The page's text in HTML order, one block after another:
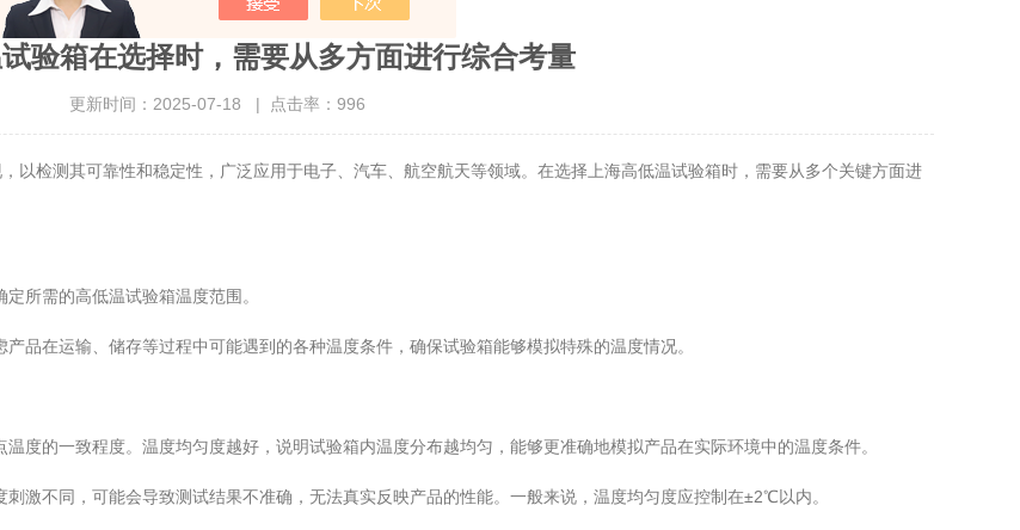
验箱在选择时，需要从多方面进行综合考量
更新时间：2025-07-18 | 点击率：996
检测其可靠性和稳定性，广泛应用于电子、汽车、航空航天等领域。在选择上海高低温试验箱时，需要从多个关键方面进
所需的高低温试验箱温度范围。
在运输、储存等过程中可能遇到的各种温度条件，确保试验箱能够模拟特殊的温度情况。
的一致程度。温度均匀度越好，说明试验箱内温度分布越均匀，能够更准确地模拟产品在实际环境中的温度条件。
不同，可能会导致测试结果不准确，无法真实反映产品的性能。一般来说，温度均匀度应控制在±2℃以内。